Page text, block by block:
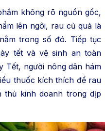
không rõ nguồn gốc,
lên ngôi, rau củ quả là
trong số đó. Tiếp tục
tết và vệ sinh an toàn
Tết, người nông dân hám
thuốc kích thích để rau
thủ kinh doanh trong dịp